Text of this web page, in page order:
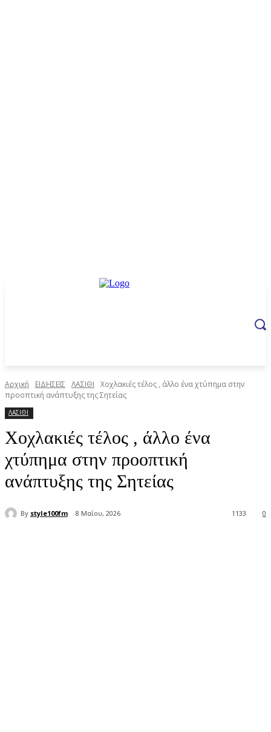
Αρχική ΕΙΔΗΣΕΙΣ ΛΑΣΙΘΙ
Χοχλακιές τέλος , άλλο ένα χτύπημα στην
προοπτική ανάπτυξης της Σητείας
ΛΑΣΙΘΙ
Χοχλακιές τέλος , άλλο ένα
χτύπημα στην προοπτική
ανάπτυξης της Σητείας
By style100fm 8 Μαΐου, 2026 0
1133